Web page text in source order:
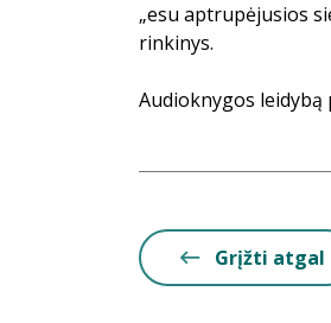
„esu aptrupėjusios
rinkinys.
Audioknygos
Grįžti atgal